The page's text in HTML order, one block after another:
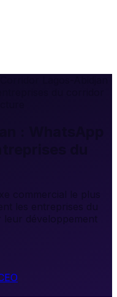
les entreprises du
leur développement